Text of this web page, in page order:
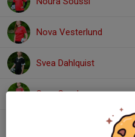
Nova Vesterlund
Svea Dahlquist
Svea Snodgrass